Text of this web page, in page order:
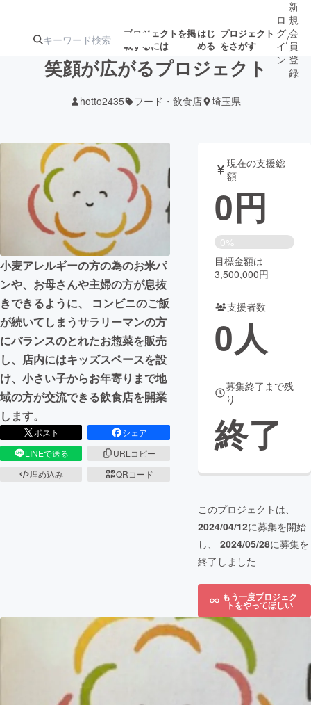
プロジェクトを掲
載するには
はじ
める
プロジェクト
をさがす
テクノロジー・ガジェット ゲーム・サ
映像・映画 書籍・雑誌
ビジネス・起業 チャレンジ
まちづくり・地域活性化
CAMPFIRE for Social Good
CAMPFIRE Creation
CAMPFIREふるさと納税machi-ya コミュニティ
ロ
グ
イ
ン
/
新
規
会
員
登
録
笑顔が広がるプロジェクト
hotto2435 フード・飲食店 埼玉県
小麦アレルギーの方の為のお米パ
ンや、お母さんや主婦の方が息抜
きできるように、 コンビニのご飯
が続いてしまうサラリーマンの方
にバランスのとれたお惣菜を販売
し、店内にはキッズスペースを設
け、小さい子からお年寄りまで地
域の方が交流できる飲食店を開業
します。
ポスト
シェア
LINEで送る
URLコピー
埋め込み
QRコード
現在の支援総
額
0円
0%
目標金額は
3,500,000円
支援者数
0人
募集終了まで残
り
終了
このプロジェクトは、
2024/04/12に募集を開始
し、 2024/05/28に募集を
終了しました
もう一度プロジェク
トをやってほしい